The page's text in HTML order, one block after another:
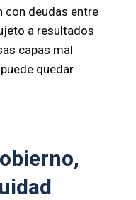
con deudas entre
a resultados
capas mal
quedar